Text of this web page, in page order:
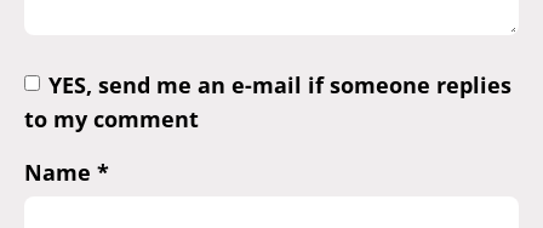
YES, send me an e-mail if someone replies
to my comment
Name *